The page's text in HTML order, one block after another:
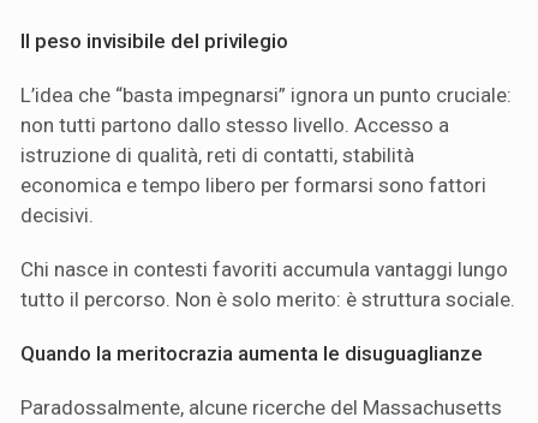
Il peso invisibile del privilegio
L’idea che “basta impegnarsi” ignora un punto cruciale:
non tutti partono dallo stesso livello. Accesso a
istruzione di qualità, reti di contatti, stabilità
economica e tempo libero per formarsi sono fattori
decisivi.
Chi nasce in contesti favoriti accumula vantaggi lungo
tutto il percorso. Non è solo merito: è struttura sociale.
Quando la meritocrazia aumenta le disuguaglianze
Paradossalmente, alcune ricerche del Massachusetts